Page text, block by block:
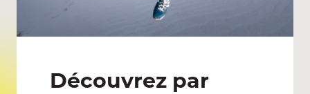
Découvrez par